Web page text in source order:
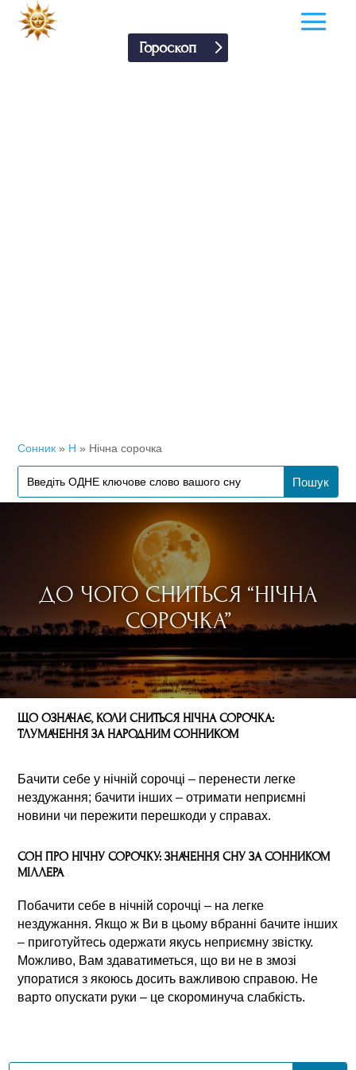
Гороскоп
Сонник » Н » Нічна сорочка
ДО ЧОГО СНИТЬСЯ “НІЧНА
СОРОЧКА”
ЩО ОЗНАЧАЄ, КОЛИ СНИТЬСЯ НІЧНА СОРОЧКА:
ТЛУМАЧЕННЯ ЗА НАРОДНИМ СОННИКОМ
Бачити себе у нічній сорочці – перенести легке
нездужання; бачити інших – отримати неприємні
новини чи пережити перешкоди у справах.
СОН ПРО НІЧНУ СОРОЧКУ: ЗНАЧЕННЯ СНУ ЗА СОННИКОМ
МІЛЛЕРА
Побачити себе в нічній сорочці – на легке
нездужання. Якщо ж Ви в цьому вбранні бачите інших
– приготуйтесь одержати якусь неприємну звістку.
Можливо, Вам здаватиметься, що ви не в змозі
упоратися з якоюсь досить важливою справою. Не
варто опускати руки – це скороминуча слабкість.